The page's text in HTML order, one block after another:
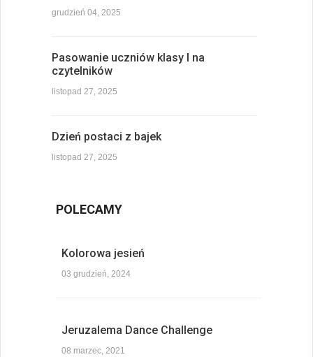
grudzień 04, 2025
Pasowanie uczniów klasy I na
czytelników
listopad 27, 2025
Dzień postaci z bajek
listopad 27, 2025
POLECAMY
Kolorowa jesień
03 grudzień, 2024
Jeruzalema Dance Challenge
08 marzec, 2021